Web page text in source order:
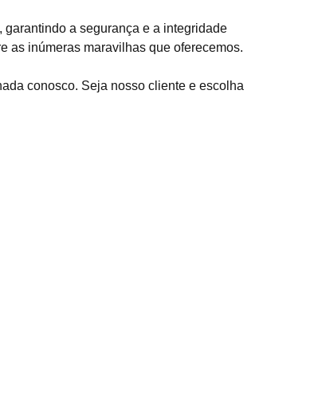
a segurança e a integridade
as inúmeras maravilhas que oferecemos.
conosco. Seja nosso cliente e escolha